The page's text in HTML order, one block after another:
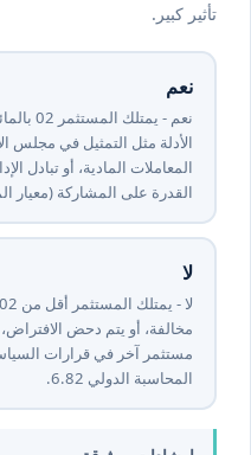
تأثير كبير.
نعم
نعم -
الأدلة مثل التمثيل في مجلس
المعاملات المادية، أو تبادل
القدرة على المشاركة (معيار
لا
مخالفة، أو يتم دحض
مستثمر آخر في قرارات
المحاسبة الدولي ⁦28⁩.⁦6⁩.